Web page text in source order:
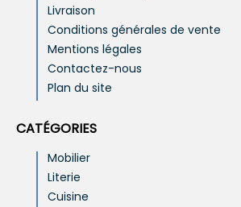
Livraison
Conditions générales de vente
Mentions légales
Contactez-nous
Plan du site
CATÉGORIES
Mobilier
Literie
Cuisine